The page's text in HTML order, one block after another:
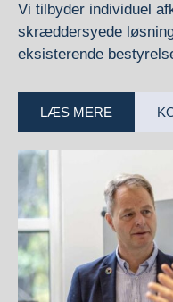
Vi tilbyder individuel
skræddersyede
eksisterende
LÆS MERE